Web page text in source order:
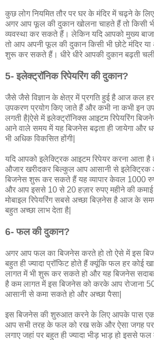
कुछ लोग नियमित तौर पर घर के मंदिर में चढ़ने के
अगर आप फूल की दुकान खोलना चाहते हैं तो किसी
व्यवस्था कर सकते हैं। लेकिन यदि आपको मुख्य
तो आप अपनी फूल की दुकान किसी भी छोटे मंदिर या
शुरू कर सकते हैं। धीरे धीरे आपकी दुकान बढ़ती चली
5- इलेक्ट्रॉनिक रिपेयरिंग की दुकान?
जैसे जैसे विज्ञान के क्षेत्र में प्रगति हुई है आज कल
उपकरण प्रयोग किए जाते हैं और कभी ना कभी इन
लगती है|ऐसे में इलेक्ट्रॉनिक्स आइटम रिपेयरिंग
आने वाले समय में यह बिजनेस बढ़ता ही जायेगा और
भी अधिक विकसित होंगी|
यदि आपको इलेक्ट्रिक आइटम रिपेयर करना आता
औजार खरीदकर बिल्कुल आप आसानी से इलेक्ट्रिक
बिजनेस शुरू कर सकते हैं यह व्यापार केवल 1000
और आप इससे 10 से 20 हज़ार रुपए महीने की
मोबाइल रिपेयरिंग सबसे अच्छा बिज़नेस है आज के
बहुत अच्छा लाभ देता है|
6- फल की दुकान?
अगर आप फल का बिजनेस करते हो तो ऐसे में इस
बहुत ही ज्यादा प्रॉफिट होते हैं क्यूंकि फल हर कोई
लागत में भी शुरू कर सकते हो और यह बिजनेस
है कम लागत में इस बिजनेस को करके आप रोजाना
आसानी से कमा सकते हो और अच्छा पैसा|
इस बिजनेस की शुरुआत करने के लिए आपके पास एक
आप सभी तरह के फल को रख सके और ऐसा जगह
लगाए जहां पर बहुत ही ज्यादा भीड़ भाड़ हो इससे फल